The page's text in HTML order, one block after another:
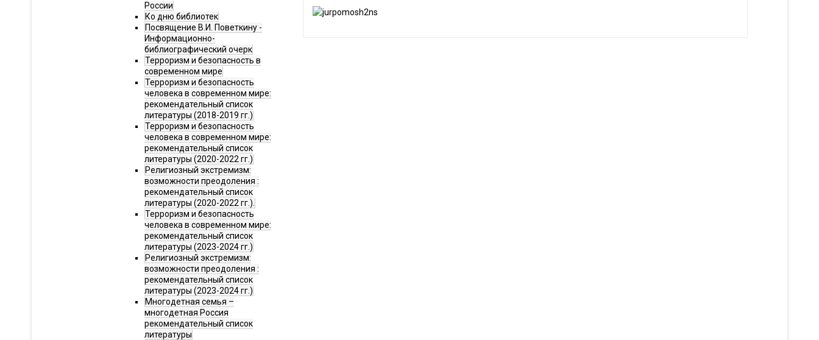
России
Ко дню библиотек
Посвящение В.И. Поветкину -
Информационно-
библиографический очерк
Терроризм и безопасность в
современном мире
Терроризм и безопасность
человека в современном мире:
рекомендательный список
литературы (2018-2019 гг.)
Терроризм и безопасность
человека в современном мире:
рекомендательный список
литературы (2020-2022 гг.)
Религиозный экстремизм:
возможности преодоления :
рекомендательный список
литературы (2020-2022 гг.).
Терроризм и безопасность
человека в современном мире:
рекомендательный список
литературы (2023-2024 гг.)
Религиозный экстремизм:
возможности преодоления :
рекомендательный список
литературы (2023-2024 гг.)
Многодетная семья –
многодетная Россия
рекомендательный список
литературы